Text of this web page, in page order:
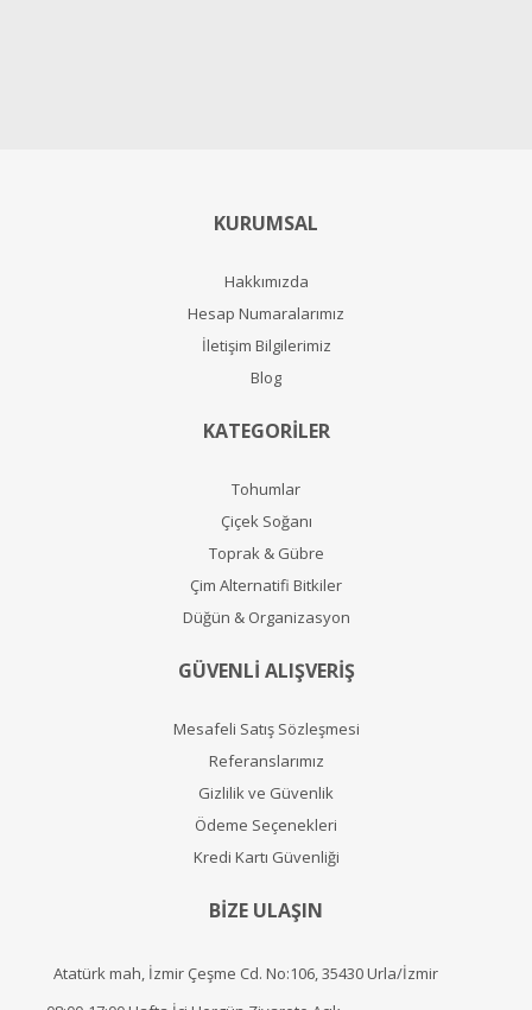
KURUMSAL
Hakkımızda
Hesap Numaralarımız
İletişim Bilgilerimiz
Blog
KATEGORİLER
Tohumlar
Çiçek Soğanı
Toprak & Gübre
Çim Alternatifi Bitkiler
Düğün & Organizasyon
GÜVENLİ ALIŞVERİŞ
Mesafeli Satış Sözleşmesi
Referanslarımız
Gizlilik ve Güvenlik
Ödeme Seçenekleri
Kredi Kartı Güvenliği
BİZE ULAŞIN
Atatürk mah, İzmir Çeşme Cd. No:106, 35430 Urla/İzmir